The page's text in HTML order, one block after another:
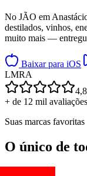
No JÃO em
destilados, vinhos,
muito mais —
Baixar para iOS
LMRA
4,8
+ de 12 mil avaliações
Suas marcas favoritas
O único de